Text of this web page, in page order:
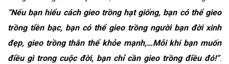
“Nếu bạn hiểu cách gieo trồng hạt giống, bạn có thể gieo
trồng tiền bạc, bạn có thể gieo trồng người bạn đời xinh
đẹp, gieo trồng thân thể khỏe mạnh,…Mỗi khi bạn muốn
điều gì trong cuộc đời, bạn chỉ cần gieo trồng điều đó!”.